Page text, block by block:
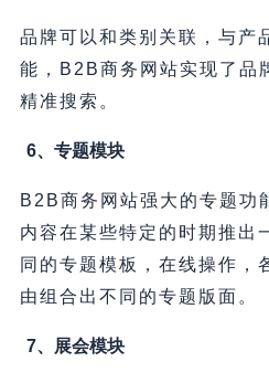
品牌可以和类别关联，与产
能，B2B商务网站实现了品
精准搜索。
6、专题模块
B2B商务网站强大的专题功
内容在某些特定的时期推出
同的专题模板，在线操作，
由组合出不同的专题版面。
7、展会模块